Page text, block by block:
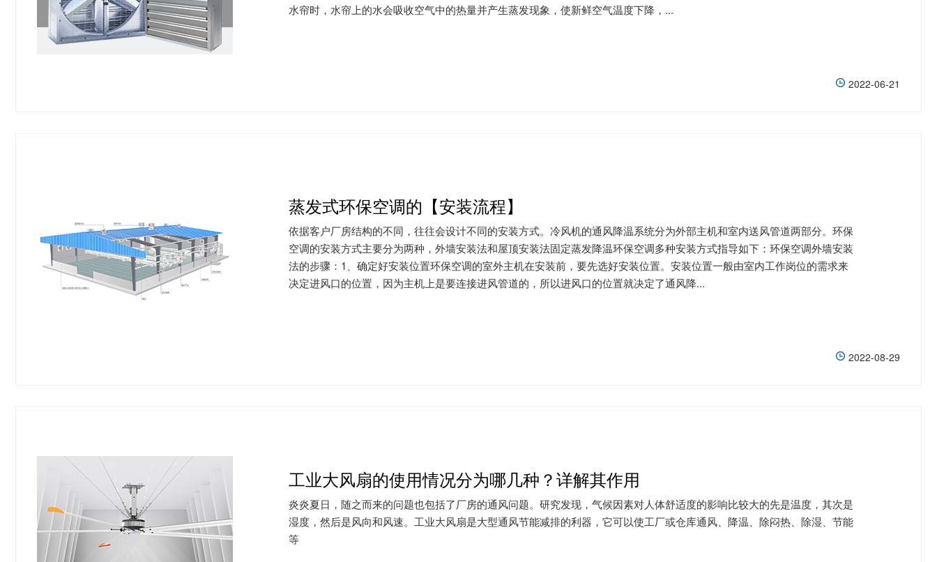
水帘时，水帘上的水会吸收空气中的热量并产生蒸发现象，使新鲜空气温度下降，...
2022-06-21
蒸发式环保空调的【安装流程】
依据客户厂房结构的不同，往往会设计不同的安装方式。冷风机的通风降温系统分为外部主机和室内送风管道两部分。环保
空调的安装方式主要分为两种，外墙安装法和屋顶安装法固定蒸发降温环保空调多种安装方式指导如下：环保空调外墙安装
法的步骤：1、确定好安装位置环保空调的室外主机在安装前，要先选好安装位置。安装位置一般由室内工作岗位的需求来
决定进风口的位置，因为主机上是要连接进风管道的，所以进风口的位置就决定了通风降...
2022-08-29
工业大风扇的使用情况分为哪几种？详解其作用
炎炎夏日，随之而来的问题也包括了厂房的通风问题。研究发现，气候因素对人体舒适度的影响比较大的先是温度，其次是
湿度，然后是风向和风速。工业大风扇是大型通风节能减排的利器，它可以使工厂或仓库通风、降温、除闷热、除湿、节能
等